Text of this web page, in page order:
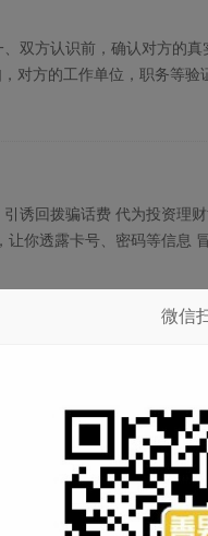
双方认识前，确认对方的
对方的工作单位，职务等验
诱回拨骗话费 代为投资理
让你透露卡号、密码等信息
天聊没两句，就要你拿钱
在身上,以防惹杀身之祸),之后
微信